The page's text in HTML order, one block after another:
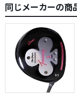
同じメーカーの商